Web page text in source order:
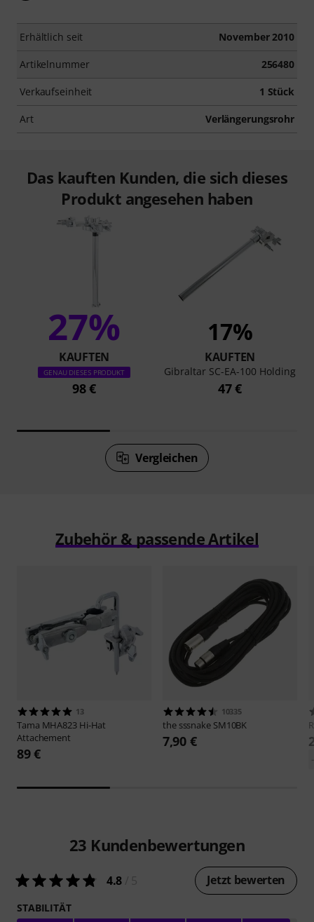
Erhältlich seit November 2010
Artikelnummer 256480
Verkaufseinheit 1 Stück
Art Verlängerungsrohr
Das kauften Kunden, die sich dieses
Produkt angesehen haben
27%
KAUFTEN
GENAU DIESES PRODUKT
98 €
17%
KAUFTEN
Gibraltar SC-EA-100 Holding
47 €
Vergleichen
Zubehör & passende Artikel
13
Tama MHA823 Hi-Hat
Attachement
89 €
10335
the sssnake SM10BK
7,90 €
23 Kundenbewertungen
4.8 Jetzt bewerten
STABILITÄT